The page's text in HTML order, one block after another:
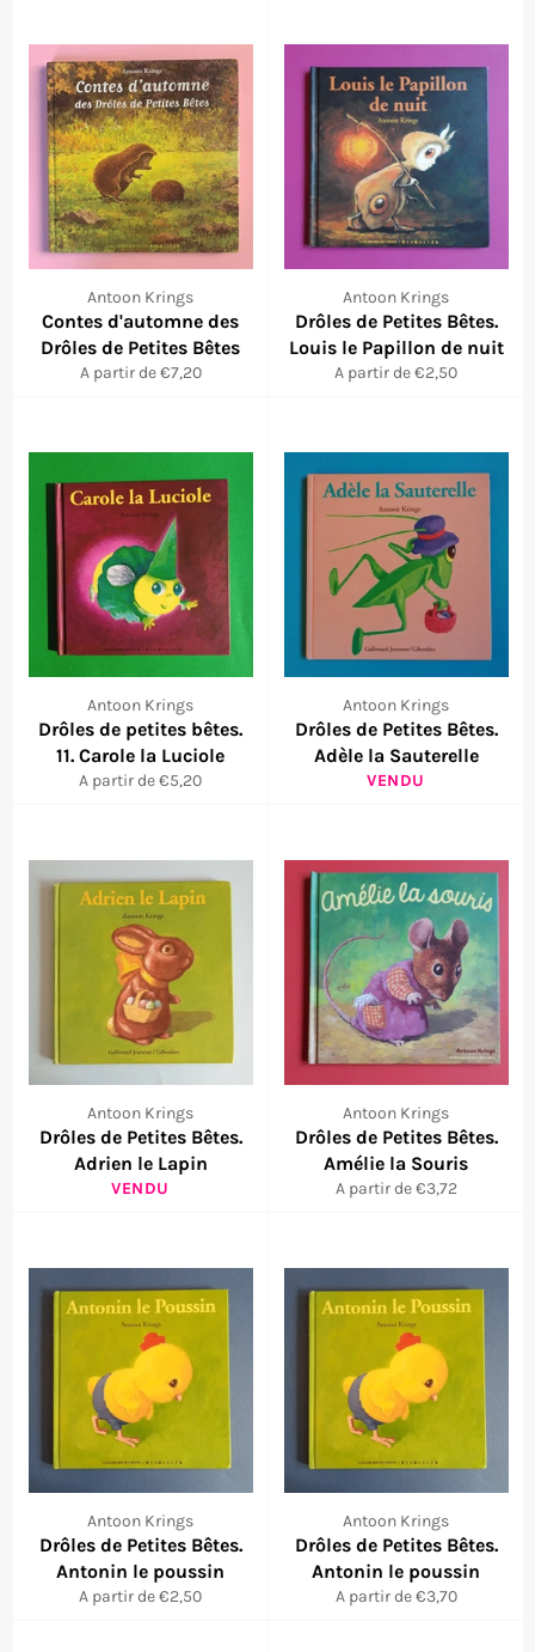
Antoon Krings
Contes d'automne des
Drôles de Petites Bêtes
A partir de €7,20
Antoon Krings
Drôles de Petites Bêtes.
Louis le Papillon de nuit
A partir de €2,50
Antoon Krings
Drôles de petites bêtes.
11. Carole la Luciole
A partir de €5,20
Antoon Krings
Drôles de Petites Bêtes.
Adèle la Sauterelle
VENDU
Antoon Krings
Drôles de Petites Bêtes.
Adrien le Lapin
VENDU
Antoon Krings
Drôles de Petites Bêtes.
Amélie la Souris
A partir de €3,72
Antoon Krings
Drôles de Petites Bêtes.
Antonin le poussin
A partir de €2,50
Antoon Krings
Drôles de Petites Bêtes.
Antonin le poussin
A partir de €3,70